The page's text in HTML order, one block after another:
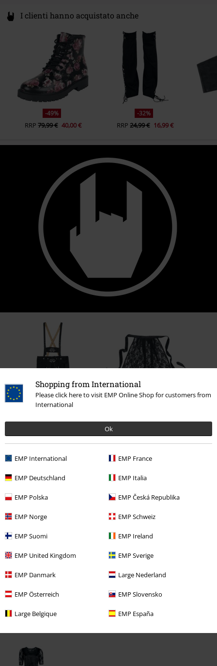
Shopping from International
Please click here to visit EMP Online Shop for customers from
International
Ok
EMP International EMP France
EMP Deutschland EMP Italia
EMP Polska EMP Česká Republika
EMP Norge EMP Schweiz
EMP Suomi EMP Ireland
EMP United Kingdom EMP Sverige
EMP Danmark Large Nederland
EMP Österreich EMP Slovensko
Large Belgique EMP España
I clienti hanno acquistato anche
-49%
RRP 79,99 € 40,00 €
-32%
RRP 24,99 € 16,99 €
RRP69,99 €
0 recensioni
Scrivi la tua recensione di "Oktoberfest".
Scrivi una recensione